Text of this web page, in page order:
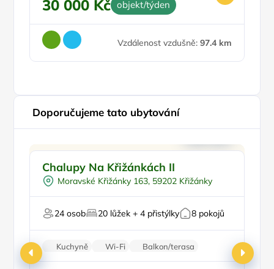
30 000 Kč objekt/týden
Vzdálenost vzdušně: 97.4 km
Doporučujeme tato ubytování
Pro skupiny
Sauna
U lesa
Pro milovníky přírody
Chalupy Na Křižánkách II
Moravské Křižánky 163, 59202 Křižánky
24 osob 20 lůžek + 4 přistýlky 8 pokojů
Kuchyně Wi-Fi
Balkon/terasa
Zvířata povolena
Stolní hry